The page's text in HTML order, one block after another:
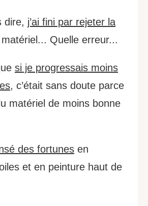
dire, j’ai fini par rejeter la
Quelle erreur...
si je progressais moins
, c’était sans doute parce
matériel de moins bonne
des fortunes en
et en peinture haut de